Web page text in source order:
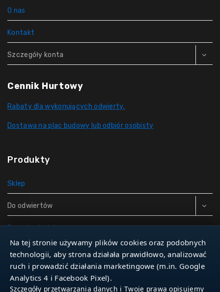
O nas
Kontakt
Szczegóły konta
Cennik Hurtowy
Rabaty dla wykonujących odwierty.
Dostawa na plac budowy lub odbiór osobisty
Produkty
Sklep
Do odwiertów
Rury do studni
Zbiorniki hydroforowe
Narzędzia
Na tej stronie używamy plików cookies oraz podobnych
technologii, aby strona działała prawidłowo, analizować
ruch i prowadzić działania marketingowe (m.in. Google
Analytics 4 i Facebook Pixel).
Szczegóły przetwarzania danych i Twoje prawa opisujemy